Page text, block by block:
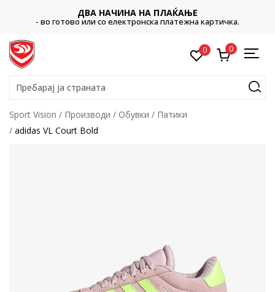
ДВА НАЧИНА НА ПЛАЌАЊЕ
- во готово или со електронска платежна картичка.
0 0
Пребарај ја страната
Sport Vision Производи Обувки
Патики
adidas VL Court Bold